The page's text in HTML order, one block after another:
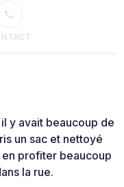
y avait beaucoup de
un sac et nettoyé
profiter beaucoup
la rue.